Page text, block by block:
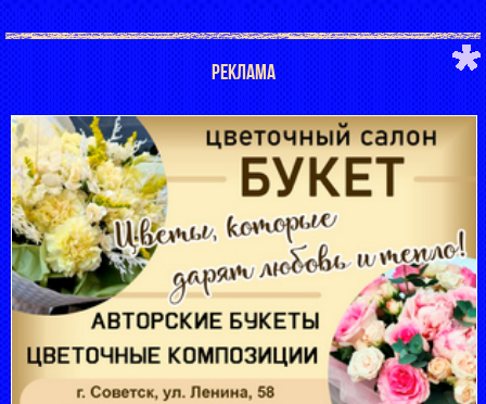
РЕКЛАМА